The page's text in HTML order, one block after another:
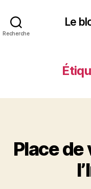
Recherche
Le
Place